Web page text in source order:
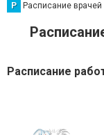
Р Расписание
Расписание